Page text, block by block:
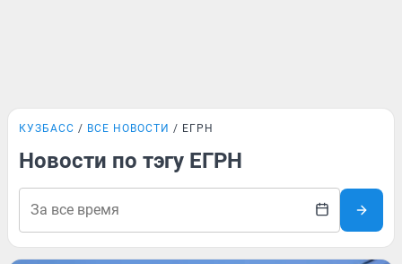
КУЗБАСС ВСЕ НОВОСТИ ЕГРН
Новости по тэгу ЕГРН